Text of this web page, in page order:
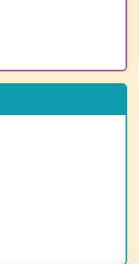
合格者発表
しました。
す。
（11/14 PM2:00～）
の受験案内を掲載しまし
5公開収録は都合により